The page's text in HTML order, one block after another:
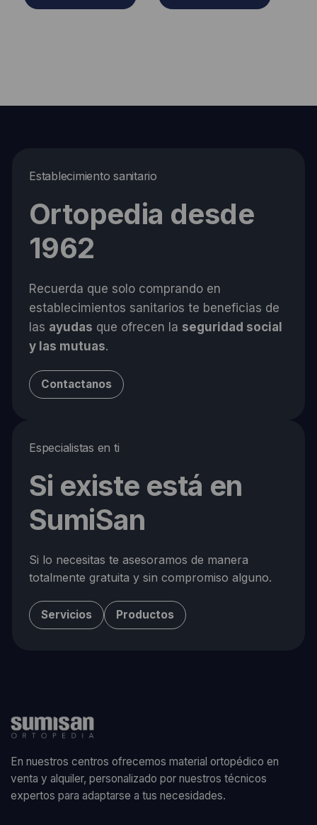
Establecimiento sanitario
Ortopedia desde
1962
Recuerda que solo comprando en
establecimientos sanitarios te beneficias de
las ayudas que ofrecen la seguridad social
y las mutuas.
Contactanos
Especialistas en ti
Si existe está en
SumiSan
Si lo necesitas te asesoramos de manera
totalmente gratuita y sin compromiso alguno.
Servicios Productos
En nuestros centros ofrecemos material ortopédico en
venta y alquiler, personalizado por nuestros técnicos
expertos para adaptarse a tus necesidades.